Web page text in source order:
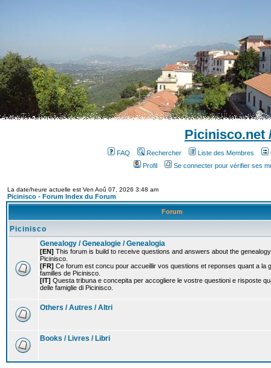
Picinisco.net
FAQ Rechercher Liste des Membres
Profil
Se connecter pour vérifier ses
La date/heure actuelle est Ven Aoû 07, 2026 3:48 am
Picinisco - Forum Index du Forum
Forum
Picinisco
Genealogy / Genealogie / Genealogia
[EN] This forum is build to receive questions and answers about the
Picinisco.
[FR] Ce forum est concu pour accueillir vos questions et reponses quant a la
familles de Picinisco.
[IT] Questa tribuna e concepita per accogliere le vostre questioni e risposte
delle famiglie di Picinisco.
Others / Autres / Altri
Books / Livres / Libri